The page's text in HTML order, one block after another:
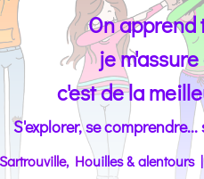
On apprend
je
c'est de la
S'explorer, se
Sartrouville, Houilles & alentours